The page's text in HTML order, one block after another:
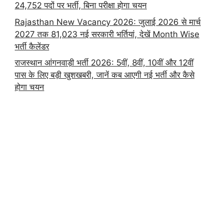
24,752 पदों पर भर्ती, बिना परीक्षा होगा चयन
Rajasthan New Vacancy 2026: जुलाई 2026 से मार्च
2027 तक 81,023 नई सरकारी भर्तियां, देखें Month Wise
भर्ती कैलेंडर
राजस्थान आंगनवाड़ी भर्ती 2026: 5वीं, 8वीं, 10वीं और 12वीं
पास के लिए बड़ी खुशखबरी, जानें कब आएगी नई भर्ती और कैसे
होगा चयन